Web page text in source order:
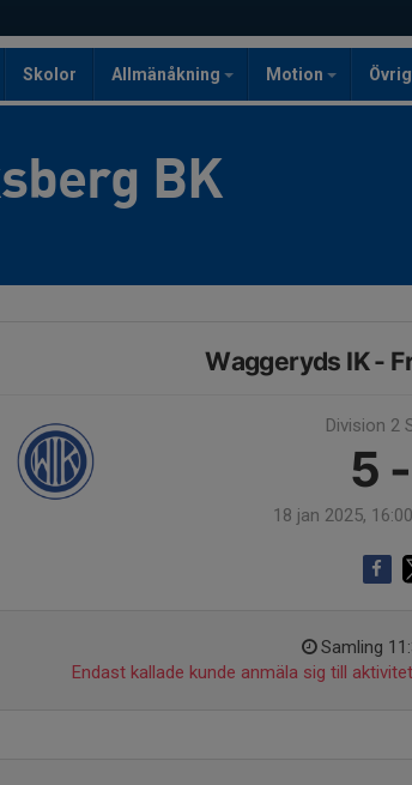
Skolor Allmänåkning Motion
BK
Waggeryds IK -
Division 2
5
18 jan 2025,
Samling
Endast kallade kunde anmäla sig till